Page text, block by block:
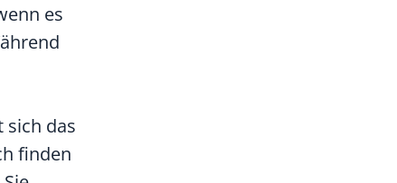
es
sich das
finden